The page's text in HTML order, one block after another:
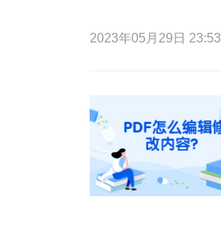
2023年05月29日 23:53